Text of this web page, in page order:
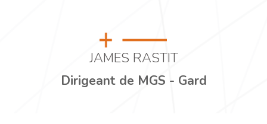
JAMES RASTIT
Dirigeant de MGS - Gard